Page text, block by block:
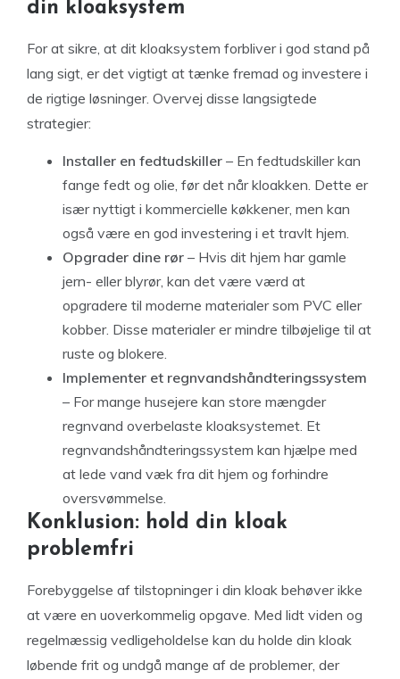
din kloaksystem
For at sikre, at dit kloaksystem forbliver i god stand på
lang sigt, er det vigtigt at tænke fremad og investere i
de rigtige løsninger. Overvej disse langsigtede
strategier:
Installer en fedtudskiller – En fedtudskiller kan
fange fedt og olie, før det når kloakken. Dette er
især nyttigt i kommercielle køkkener, men kan
også være en god investering i et travlt hjem.
Opgrader dine rør – Hvis dit hjem har gamle
jern- eller blyrør, kan det være værd at
opgradere til moderne materialer som PVC eller
kobber. Disse materialer er mindre tilbøjelige til at
ruste og blokere.
Implementer et regnvandshåndteringssystem
– For mange husejere kan store mængder
regnvand overbelaste kloaksystemet. Et
regnvandshåndteringssystem kan hjælpe med
at lede vand væk fra dit hjem og forhindre
oversvømmelse.
Konklusion: hold din kloak
problemfri
Forebyggelse af tilstopninger i din kloak behøver ikke
at være en uoverkommelig opgave. Med lidt viden og
regelmæssig vedligeholdelse kan du holde din kloak
løbende frit og undgå mange af de problemer, der